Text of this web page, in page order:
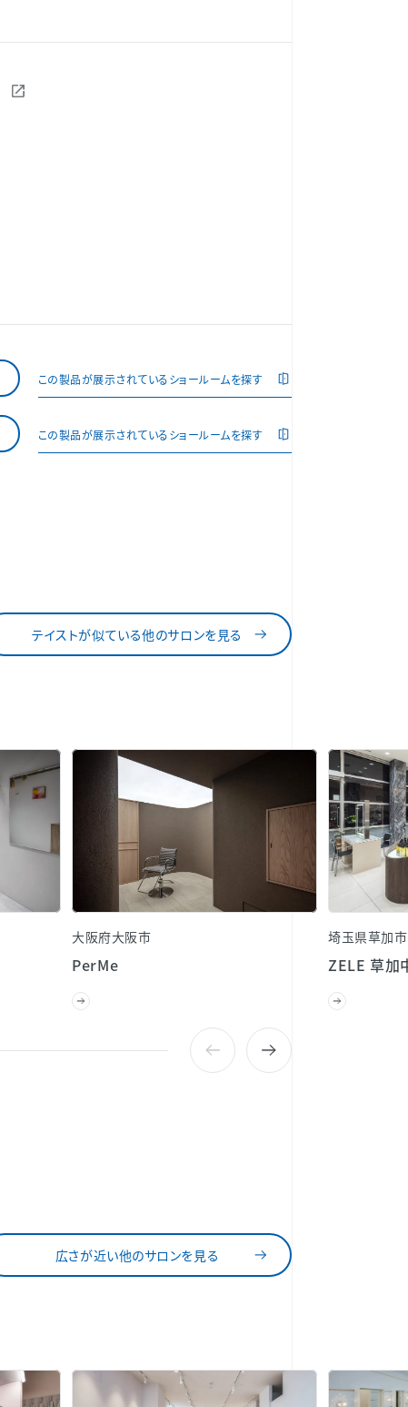
この製品が展示されているショールームを探す
この製品が展示されているショールームを探す
テイストが似ている他のサロンを見る
大阪府大阪市
PerMe
埼玉県草加市
ZELE 草加
広さが近い他のサロンを見る